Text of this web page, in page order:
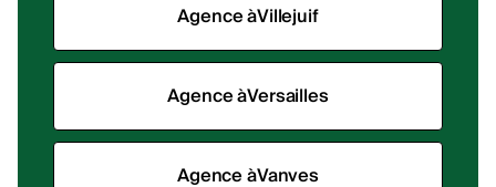
Agence àVillejuif
Agence àVersailles
Agence àVanves